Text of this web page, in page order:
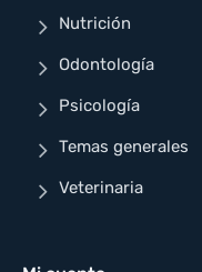
Nutrición
Odontología
Psicología
Temas generales
Veterinaria